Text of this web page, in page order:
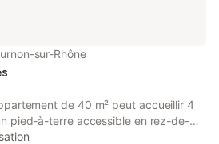
sur-Rhône
de 40 m² peut accueillir 4
pied-à-terre accessible en rez-de-
aux personnes à mobilité réduite.